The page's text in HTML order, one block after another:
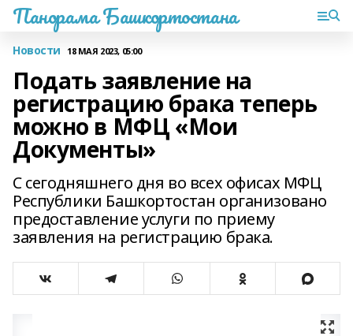
Панорама Башкортостана
Новости 18 МАЯ 2023, 05:00
Подать заявление на
регистрацию брака теперь
можно в МФЦ «Мои
Документы»
С сегодняшнего дня во всех офисах МФЦ
Республики Башкортостан организовано
предоставление услуги по приему
заявления на регистрацию брака.